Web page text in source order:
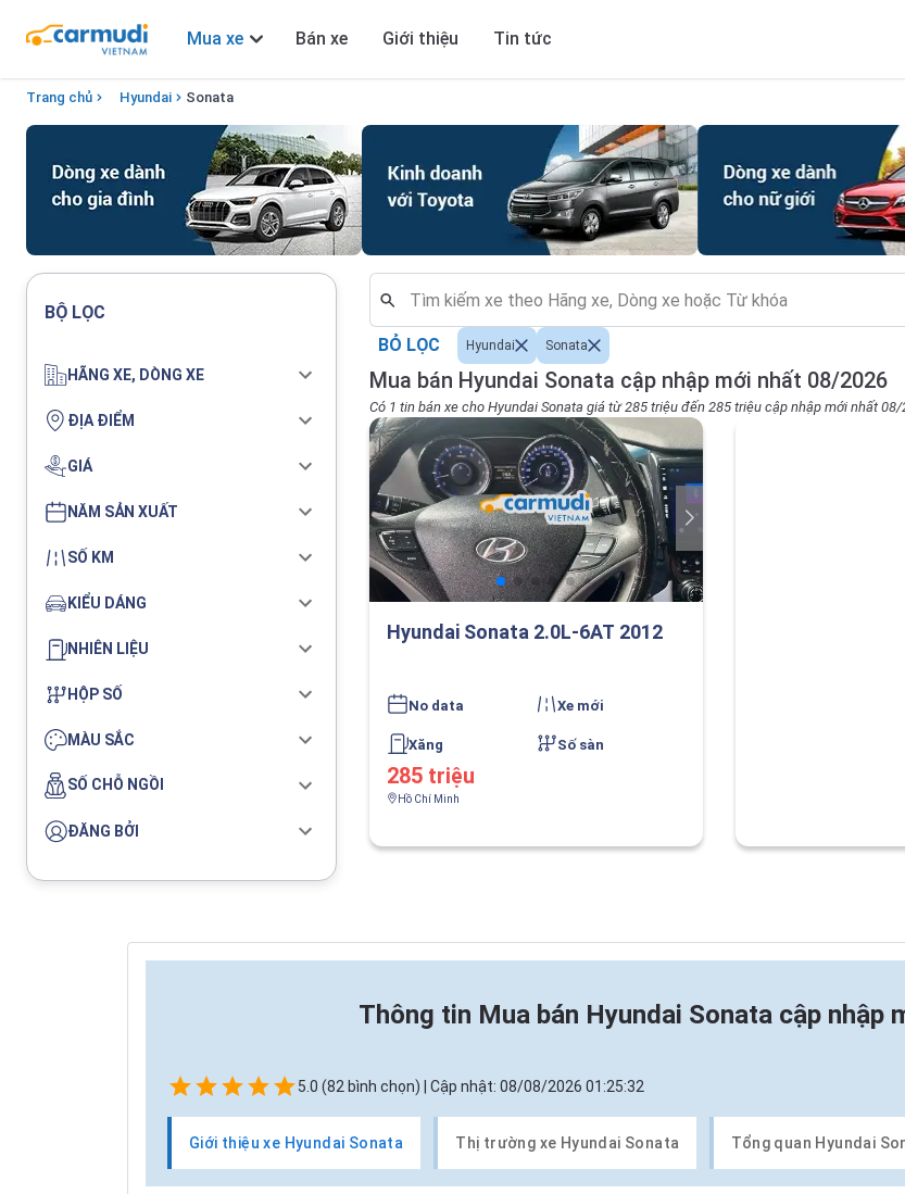
Mua xe Bán xe Giới thiệu Tin tức
Trang chủ Hyundai Sonata
BỘ LỌC
HÃNG XE, DÒNG XE
ĐỊA ĐIỂM
GIÁ
NĂM SẢN XUẤT
SỐ KM
KIỂU DÁNG
NHIÊN LIỆU
HỘP SỐ
MÀU SẮC
SỐ CHỖ NGỒI
ĐĂNG BỞI
Mua bán Hyundai Sonata cập nhập mới nhất 08/2026
Có 1 tin bán xe cho Hyundai Sonata giá từ 285 triệu đến 285 triệu cập nhập mới nhất 08/
BỎ LỌC Hyundai Sonata
Hyundai Sonata 2.0L-6AT 2012
No data Xe mới
Xăng Số sàn
285 triệu
Hồ Chí Minh
Thông tin Mua bán Hyundai Sonata cập nhập
5.0 (82 bình chọn) | Cập nhật: 08/08/2026 01:25:32
Giới thiệu xe Hyundai Sonata Thị trường xe Hyundai Sonata Tổng quan Hyundai